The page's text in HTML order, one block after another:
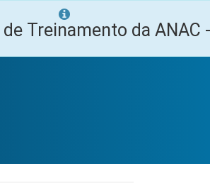
Treinamento da ANAC